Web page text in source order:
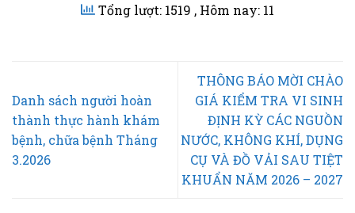
Tổng lượt: 1519 , Hôm nay: 11
Danh sách người hoàn
thành thực hành khám
bệnh, chữa bệnh Tháng
3.2026
THÔNG BÁO MỜI CHÀO
GIÁ KIỂM TRA VI SINH
ĐỊNH KỲ CÁC NGUỒN
NƯỚC, KHÔNG KHÍ, DỤNG
CỤ VÀ ĐỒ VẢI SAU TIỆT
KHUẨN NĂM 2026 – 2027